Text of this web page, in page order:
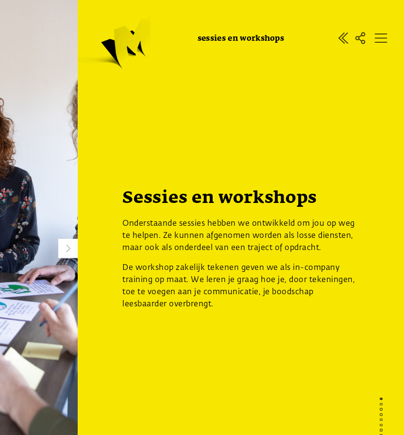
Sessies en workshops
Onderstaande sessies hebben we ontwikkeld om jou op weg
te helpen. Ze kunnen afgenomen worden als losse diensten,
maar ook als onderdeel van een traject of opdracht.
De workshop zakelijk tekenen geven we als in-company
training op maat. We leren je graag hoe je, door tekeningen,
toe te voegen aan je communicatie, je boodschap
leesbaarder overbrengt.
sessies en workshops